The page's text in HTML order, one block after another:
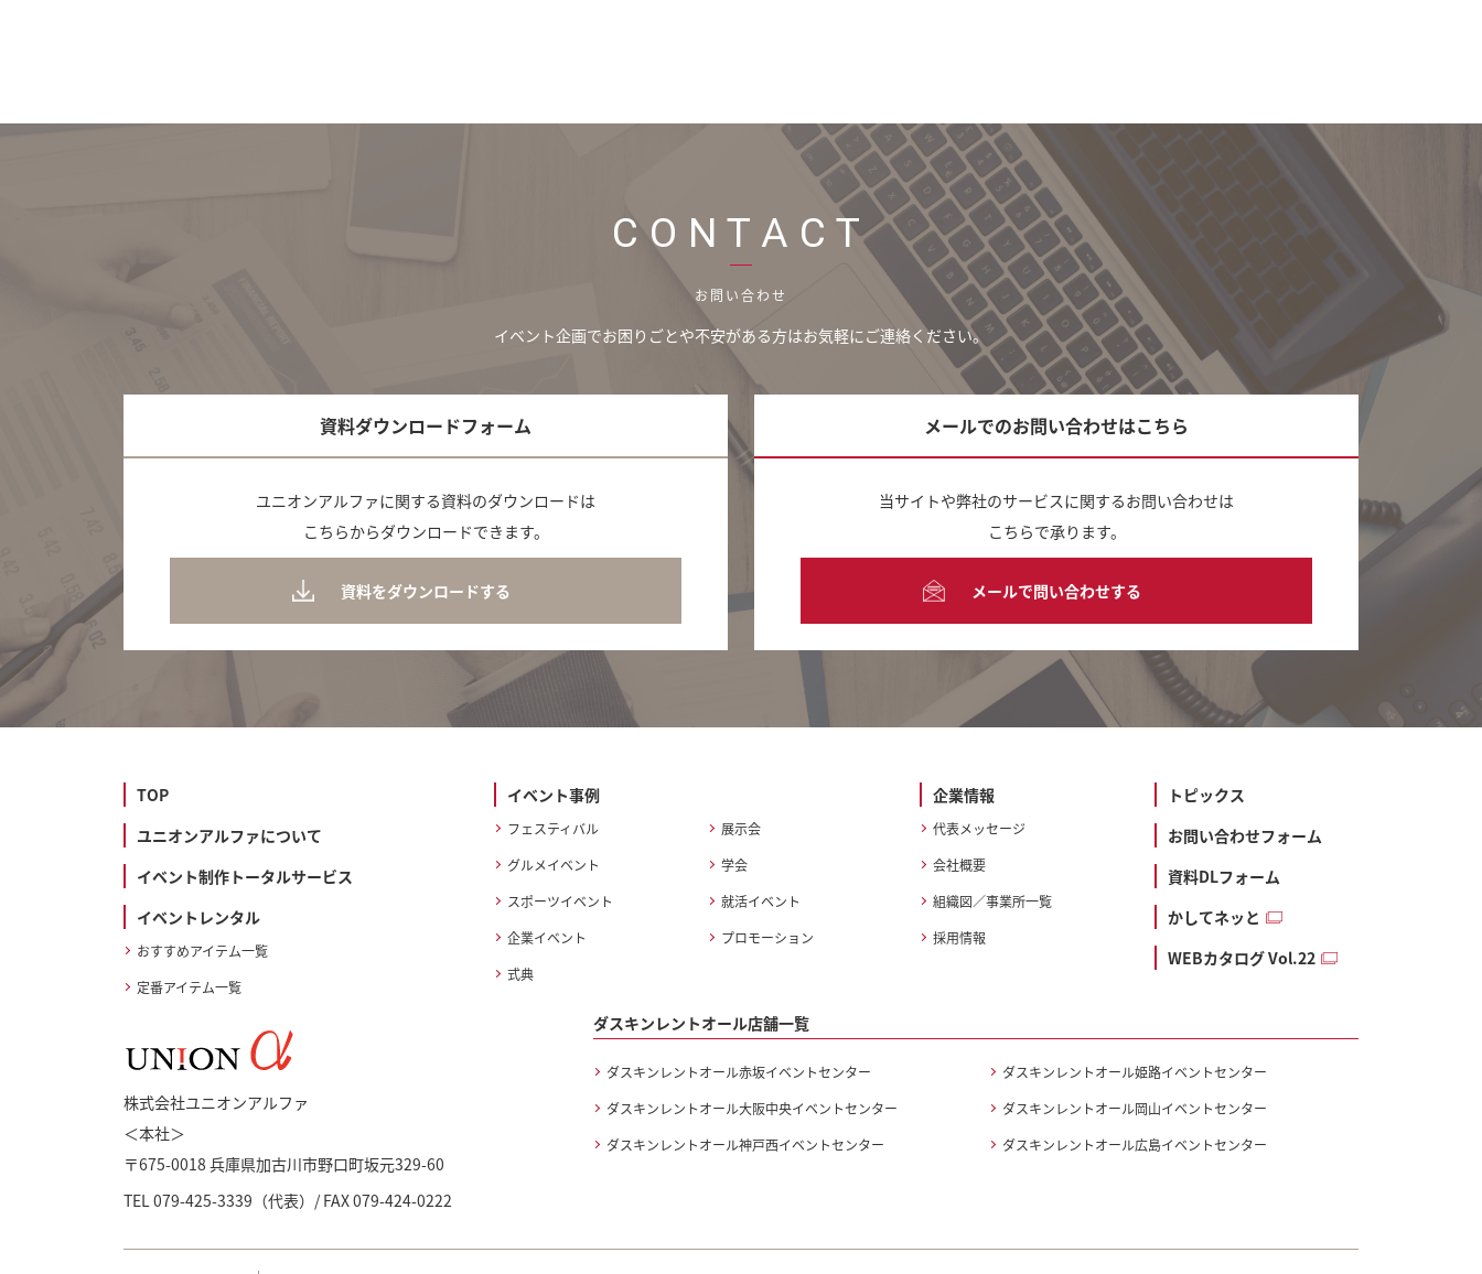
CONTACT
お問い合わせ
イベント企画でお困りごとや不安がある方はお気軽にご連絡ください。
資料ダウンロードフォーム
ユニオンアルファに関する資料のダウンロードは
こちらからダウンロードできます。
資料をダウンロードする
メールでのお問い合わせはこちら
当サイトや弊社のサービスに関するお問い合わせは
こちらで承ります。
メールで問い合わせする
TOP
ユニオンアルファについて
イベント制作トータルサービス
イベントレンタル
おすすめアイテム一覧
定番アイテム一覧
イベント事例
フェスティバル
グルメイベント
スポーツイベント
企業イベント
式典
展示会
学会
就活イベント
プロモーション
企業情報
代表メッセージ
会社概要
組織図／事業所一覧
採用情報
トピックス
お問い合わせフォーム
資料DLフォーム
かしてネッと
WEBカタログ Vol.22
株式会社ユニオンアルファ
＜本社＞
〒675-0018 兵庫県加古川市野口町坂元329-60
TEL079-425-3339 （代表）/ FAX 079-424-0222
ダスキンレントオール店舗一覧
ダスキンレントオール赤坂イベントセンター
ダスキンレントオール大阪中央イベントセンター
ダスキンレントオール神戸西イベントセンター
ダスキンレントオール姫路イベントセンター
ダスキンレントオール岡山イベントセンター
ダスキンレントオール広島イベントセンター